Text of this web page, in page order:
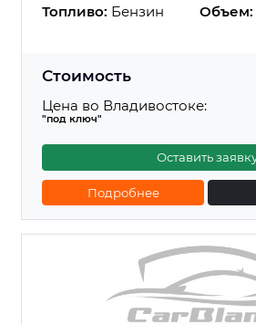
Топливо: Бензин Объем:
Стоимость
Цена во Владивостоке:
"под ключ"
Оставить
Подробнее